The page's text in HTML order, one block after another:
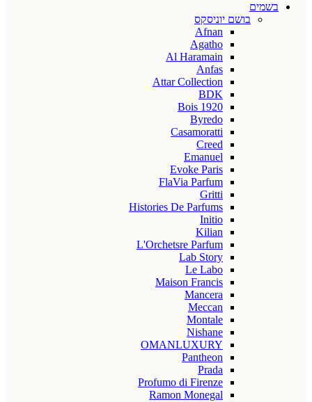
בשמים
בושם יוניסקס
Afnan
Agatho
Al Haramain
Anfas
Attar Collection
BDK
Bois 1920
Byredo
Casamoratti
Creed
Emanuel
Evoke Paris
FlaVia Parfum
Gritti
Histories De Parfums
Initio
Kilian
L'Orchetsre Parfum
Lab Story
Le Labo
Maison Francis
Mancera
Meccan
Montale
Nishane
OMANLUXURY
Pantheon
Prada
Profumo di Firenze
Ramon Monegal